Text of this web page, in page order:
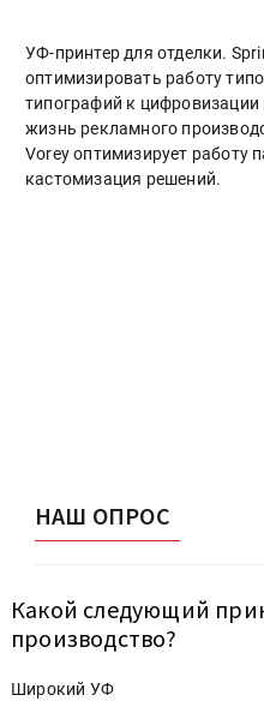
УФ-принтер для отделки.
оптимизировать работу
типографий к цифровизации
жизнь рекламного
Vorey оптимизирует работу
кастомизация решений.
НАШ ОПРОС
Какой следующий
производство?
Широкий УФ